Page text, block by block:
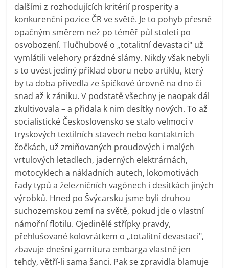
dalšími z rozhodujících kritérií prosperity a
konkurenční pozice ČR ve světě. Je to pohyb přesně
opačným směrem než po téměř půl století po
osvobození. Tlučhubové o „totalitní devastaci" už
vymlátili velehory prázdné slámy. Nikdy však nebyli
s to uvést jediný příklad oboru nebo artiklu, který
by ta doba přivedla ze špičkové úrovně na dno či
snad až k zániku. V podstatě všechny je naopak dál
zkultivovala – a přidala k nim desítky nových. To až
socialistické Československo se stalo velmocí v
tryskových textilních stavech nebo kontaktních
čočkách, už zmiňovaných proudových i malých
vrtulových letadlech, jaderných elektrárnách,
motocyklech a nákladních autech, lokomotivách
řady typů a železničních vagónech i desítkách jiných
výrobků. Hned po Švýcarsku jsme byli druhou
suchozemskou zemí na světě, pokud jde o vlastní
námořní flotilu. Ojedinělé střípky pravdy,
přehlušované kolovrátkem o „totalitní devastaci",
zbavuje dnešní garnitura embarga vlastně jen
tehdy, větří-li sama šanci. Pak se zpravidla blamuje